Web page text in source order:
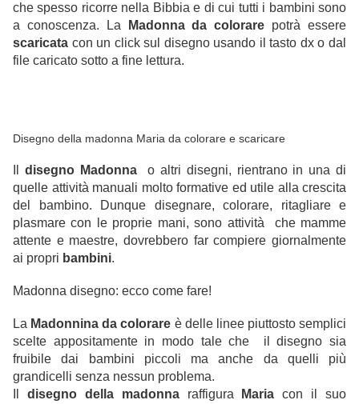
che spesso ricorre nella Bibbia e di cui tutti i bambini sono
a conoscenza. La
Madonna da colorare potrà essere
scaricata con un click sul disegno usando il tasto dx o dal
file caricato sotto a fine lettura.
Disegno della madonna Maria da colorare e scaricare
disegno Madonnao altri disegni, rientrano in una di
quelle attività manuali molto formative ed utile alla crescita
del bambino. Dunque disegnare, colorare, ritagliare e
plasmare con le proprie mani, sono attività che mamme
attente e maestre, dovrebbero far compiere giornalmente
ai propri bambini.
Madonna disegno: ecco come fare!
La Madonnina da colorare è delle linee piuttosto semplici
scelte appositamente in modo tale che il disegno sia
fruibile dai bambini piccoli ma anche da quelli più
grandicelli senza nessun problema.
disegno della madonnaraffigura Maria con il suo